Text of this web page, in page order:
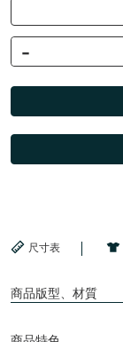
-
尺寸表
商品版型、材質